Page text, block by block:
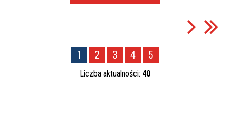
—
Kategoria
1 2 3 4 5
Liczba aktualności: 40